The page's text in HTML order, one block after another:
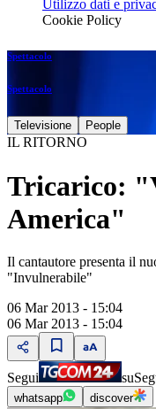
Utilizzo dati e
Cookie Policy
Spettacolo
Spettacolo
Televisione People
IL RITORNO
Tricarico:
America"
Il cantautore presenta il
"Invulnerabile"
06 Mar 2013 - 15:04
06 Mar 2013 - 15:04
Segui su
whatsapp discover